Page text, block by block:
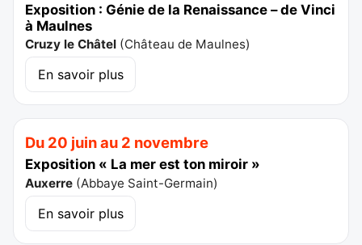
Exposition : Génie de la Renaissance – de Vinci
à Maulnes
Cruzy le Châtel (Château de Maulnes)
En savoir plus
Du 20 juin au 2 novembre
Exposition « La mer est ton miroir »
Auxerre (Abbaye Saint-Germain)
En savoir plus